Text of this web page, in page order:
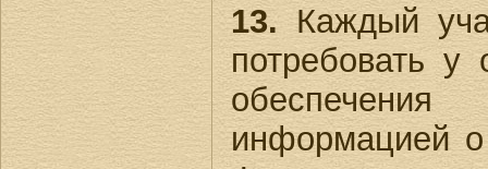
13.Каждый
потребовать у
обеспечения
информацией